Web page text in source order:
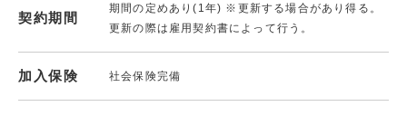
契約期間
期間の定めあり(1年) ※更新する場合があり得る。
更新の際は雇用契約書によって行う。
加入保険 社会保険完備